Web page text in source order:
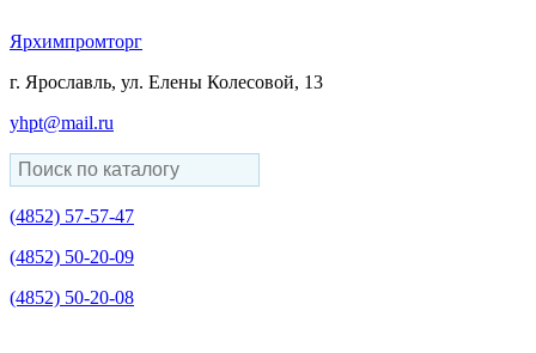
Ярхимпромторг
г. Ярославль, ул. Елены Колесовой, 13
yhpt@mail.ru
(4852) 57-57-47
(4852) 50-20-09
(4852) 50-20-08